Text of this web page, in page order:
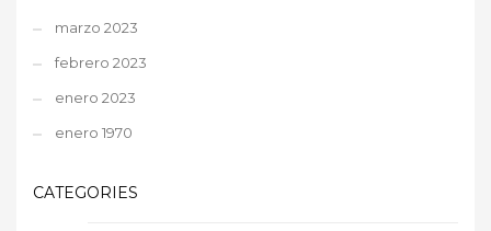
marzo 2023
febrero 2023
enero 2023
enero 1970
CATEGORIES